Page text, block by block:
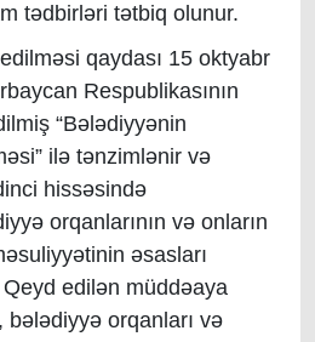
tədbirləri tətbiq olunur.
qaydası 15 oktyabr
Respublikasının
“Bələdiyyənin
ilə tənzimlənir və
hissəsində
orqanlarının və onların
əsasları
edilən müddəaya
orqanları və